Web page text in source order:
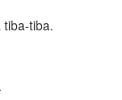
tiba-tiba.